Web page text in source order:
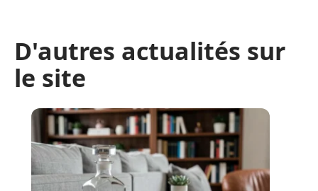
D'autres actualités sur
le site